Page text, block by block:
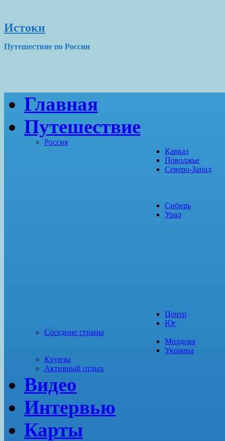
Истоки
Путешествие по России
Главная
Путешествие
Россия
Кавказ
Поволжье
Северо-Запад
Сибирь
Урал
Центр
Юг
Соседние страны
Молдова
Украина
Круизы
Активный отдых
Видео
Интервью
Карты